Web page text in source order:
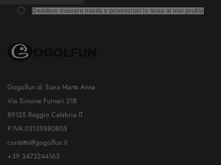
Desidero ricevere novità e promozioni in linea al mio profilo
Gogolfun di Siara Marta Anna
Via Simone Furnari 21B
89125 Reggio Calabria IT
P.IVA 03139880805
contatto@gogolfun.it
+39 3473244163